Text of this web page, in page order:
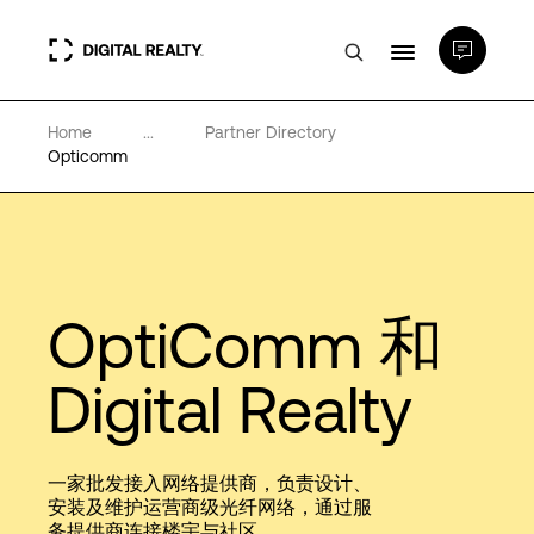
数据中心
专业知识和资源
Home ...
Partner Directory
Opticomm
OptiComm 和
Digital Realty
一家批发接入网络提供商，负责设计、
安装及维护运营商级光纤网络，通过服